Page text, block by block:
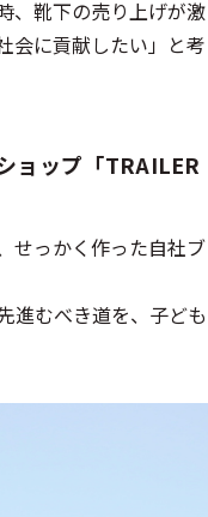
、靴下の売り上げが激
会に貢献したい」と考
ョップ「TRAILER
せっかく作った自社ブ
進むべき道を、子ども